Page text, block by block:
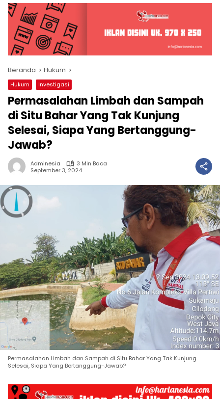
Beranda Hukum
Hukum Investigasi
Permasalahan Limbah dan Sampah
di Situ Bahar Yang Tak Kunjung
Selesai, Siapa Yang Bertanggung-
Jawab?
Adminesia
3 Min Baca
September 3, 2024
Permasalahan Limbah dan Sampah di Situ Bahar Yang Tak Kunjung
Selesai, Siapa Yang Bertanggung-Jawab?